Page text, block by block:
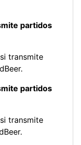
partidos
transmite
partidos
transmite